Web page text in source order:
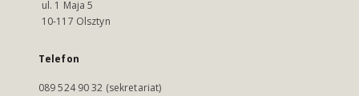
ul. 1 Maja 5
10-117 Olsztyn
Telefon
089 524 90 32 (sekretariat)